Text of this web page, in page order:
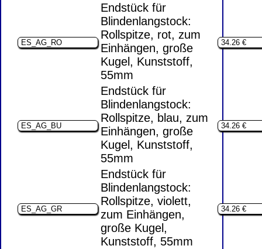
Endstück für
Blindenlangstock:
Rollspitze, rot, zum
Einhängen, große
Kugel, Kunststoff,
55mm
Endstück für
Blindenlangstock:
Rollspitze, blau, zum
Einhängen, große
Kugel, Kunststoff,
55mm
Endstück für
Blindenlangstock:
Rollspitze, violett,
zum Einhängen,
große Kugel,
Kunststoff, 55mm